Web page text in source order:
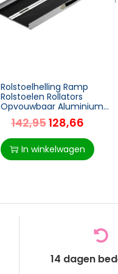
Rolstoelhelling Ramp
Rolstoelen Rollators
Opvouwbaar Aluminium
PVC, 270 Kg
Laadvermogen, Zwart, 93
X 73 X 5 Cm
142,95128,66
In winkelwagen
14 dagen